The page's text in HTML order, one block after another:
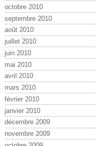
octobre 2010
septembre 2010
août 2010
juillet 2010
juin 2010
mai 2010
avril 2010
mars 2010
février 2010
janvier 2010
décembre 2009
novembre 2009